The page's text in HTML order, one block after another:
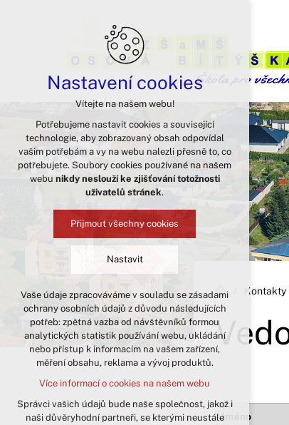
Kontakty
Jméno
Nastavení cookies
Vítejte na našem webu!
Potřebujeme nastavit cookies a související
technologie, aby zobrazovaný obsah odpovídal
vašim potřebám a vy na webu nalezli přesně to, co
potřebujete. Soubory cookies používané na našem
webu nikdy neslouží ke zjišťování totožnosti
uživatelů stránek.
Přijmout všechny cookies
Nastavit
Technická cookies
nutná pro provozování webu
udržení kontextu stránek (session):
případná přihlášení, volby jazyka, apod.
analytická pro anonymizované
vyhodnocení návštěvnosti
marketingová cookies (Google)
Vaše údaje zpracováváme v souladu se zásadami
ochrany osobních údajů z důvodu následujících
potřeb: zpětná vazba od návštěvníků formou
analytických statistik používání webu, ukládání
nebo přístup k informacím na vašem zařízení,
měření obsahu, reklama a vývoj produktů.
Více informací o cookies na našem webu
Správci vašich údajů bude naše společnost, jakož i
naši důvěryhodní partneři, se kterými neustále